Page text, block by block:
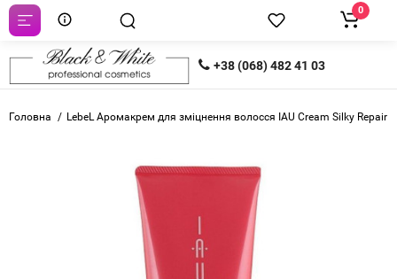
+38 (068) 482 41 03
0
Головна LebeL Аромакрем для зміцнення волосся IAU Cream Silky Repair